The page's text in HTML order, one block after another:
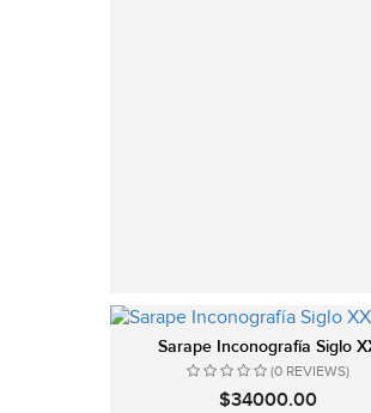
Sarape Inconografía Siglo
(0 REVIEWS)
$34000.00